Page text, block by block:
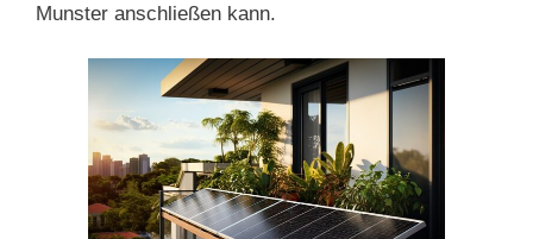
Munster anschließen kann.